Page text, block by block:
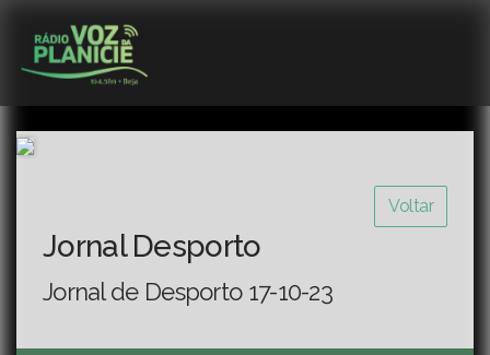
Voltar
Jornal Desporto
Jornal de Desporto 17-10-23